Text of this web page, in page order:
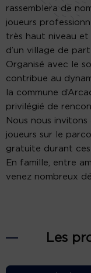
rassemblera de
joueurs
très haut niveau et
d’un village de
Organisé avec le
contribue au
la commune
privilégié de
Nous nous
joueurs sur le
gratuite durant ces
En famille, entre
venez nombreux
Les